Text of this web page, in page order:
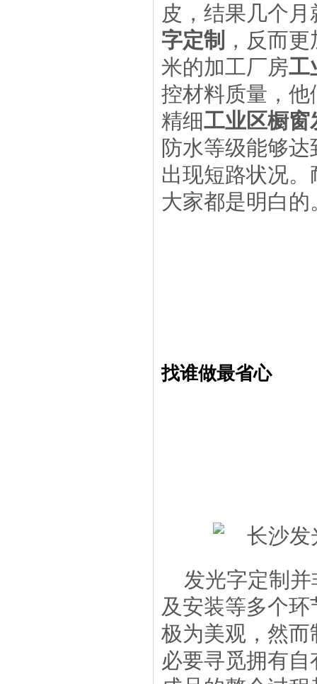
皮，结果几个
字定制 ，反而
米的加工厂房工
控材料质量，
精细工业区橱窗
防水等级能够
出现短路状况
大家都是明白的
找谁做最省心
发光字定制
及安装等多个
极为美观，然
必要寻觅拥有